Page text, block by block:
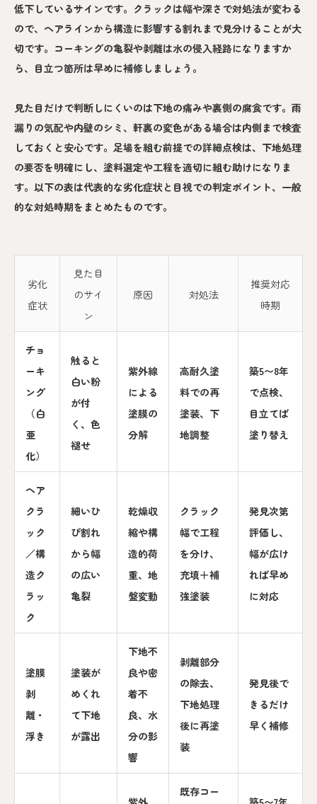
低下しているサインです。クラックは幅や深さで対処法が変わる
ので、ヘアラインから構造に影響する割れまで見分けることが大
切です。コーキングの亀裂や剥離は水の侵入経路になりますか
ら、目立つ箇所は早めに補修しましょう。
見た目だけで判断しにくいのは下地の痛みや裏側の腐食です。雨
漏りの気配や内壁のシミ、軒裏の変色がある場合は内側まで検査
しておくと安心です。足場を組む前提での詳細点検は、下地処理
の要否を明確にし、塗料選定や工程を適切に組む助けになりま
す。以下の表は代表的な劣化症状と目視での判定ポイント、一般
的な対処時期をまとめたものです。
劣化
症状
見た目
のサイ
ン
原因 対処法
推奨対応
時期
チョ
ーキ
ング
（白
亜
化）
触ると
白い粉
が付
く、色
褪せ
紫外線
による
塗膜の
分解
高耐久塗
料での再
塗装、下
地調整
築5〜8年
で点検、
目立てば
塗り替え
ヘア
クラ
ック
／構
造ク
ラッ
ク
細いひ
び割れ
から幅
の広い
亀裂
乾燥収
縮や構
造的荷
重、地
盤変動
クラック
幅で工程
を分け、
充填＋補
強塗装
発見次第
評価し、
幅が広け
れば早め
に対応
塗膜
剥
離・
浮き
塗装が
めくれ
て下地
が露出
下地不
良や密
着不
良、水
分の影
響
剥離部分
の除去、
下地処理
後に再塗
装
発見後で
きるだけ
早く補修
既存コー